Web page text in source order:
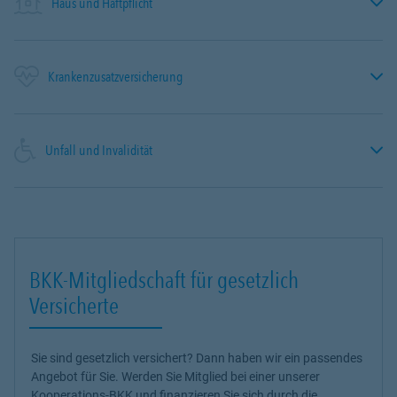
Krankenzusatzversicherung
Unfall und Invalidität
BKK-Mitgliedschaft für gesetzlich
Versicherte
Sie sind gesetzlich versichert? Dann haben wir ein passendes
Angebot für Sie. Werden Sie Mitglied bei einer unserer